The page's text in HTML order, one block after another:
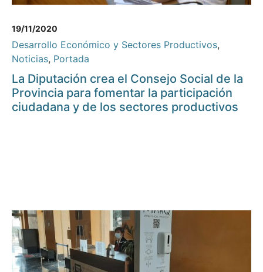
19/11/2020
Desarrollo Económico y Sectores Productivos,
Noticias, Portada
La Diputación crea el Consejo Social de la
Provincia para fomentar la participación
ciudadana y de los sectores productivos